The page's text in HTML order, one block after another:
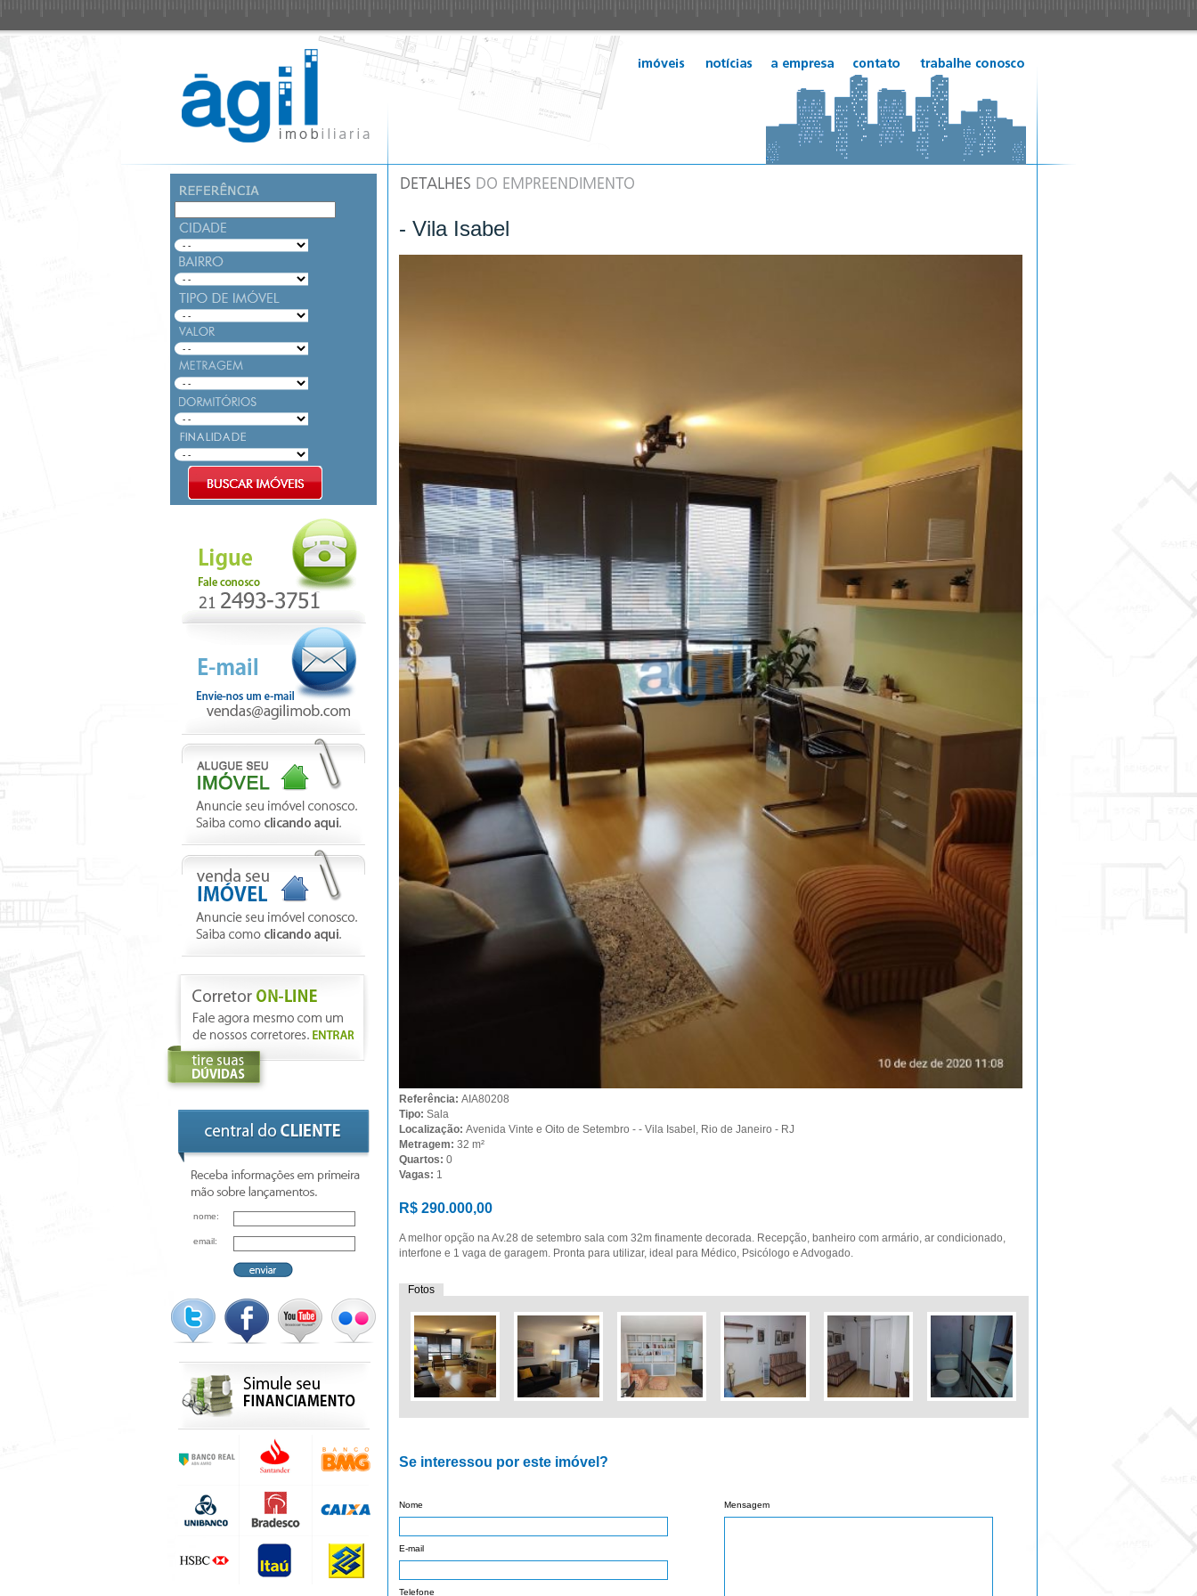
nome:
email:
- Vila Isabel
Referência: AIA80208
Tipo: Sala
Localização: Avenida Vinte e Oito de Setembro - - Vila Isabel, Rio de Janeiro - RJ
Metragem: 32 m²
Quartos: 0
Vagas: 1
R$ 290.000,00
A melhor opção na Av.28 de setembro sala com 32m finamente decorada. Recepção, banheiro com armário, ar condicionado,
interfone e 1 vaga de garagem. Pronta para utilizar, ideal para Médico, Psicólogo e Advogado.
Fotos
Se interessou por este imóvel?
Nome
E-mail
Telefone
Mensagem